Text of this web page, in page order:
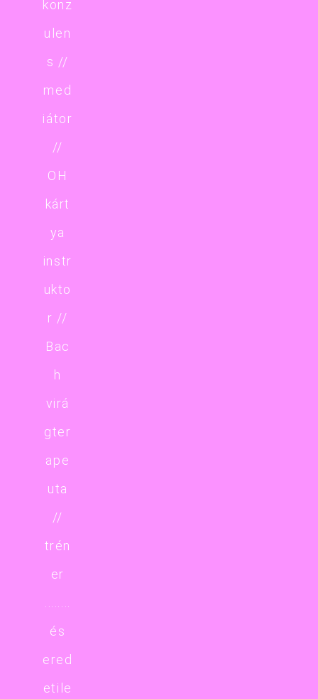
konz
ulen
s //
med
iátor
//
OH
kárt
ya
instr
ukto
r //
Bac
h
virá
gter
ape
uta
//
trén
er
........
és
ered
etile